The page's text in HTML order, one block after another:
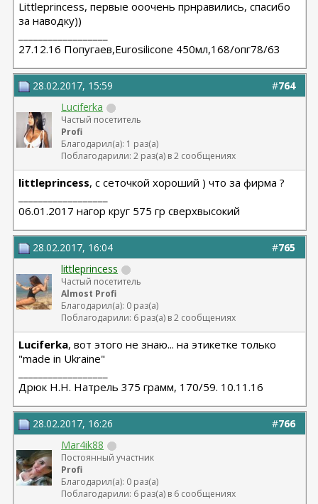
Littleprincess, первые ооочень прнравились, спасибо
за наводку))
27.12.16 Попугаев,Eurosilicone 450мл,168/опг78/63
#764
28.02.2017, 15:59
Luciferka
Частый посетитель
Profi
Благодарил(а): 1 раз(а)
Поблагодарили: 2 раз(а) в 2 сообщениях
littleprincess, с сеточкой хороший ) что за фирма ?
06.01.2017 нагор круг 575 гр сверхвысокий
#765
28.02.2017, 16:04
littleprincess
Частый посетитель
Almost Profi
Благодарил(а): 0 раз(а)
Поблагодарили: 6 раз(а) в 2 сообщениях
Luciferka, вот этого не знаю... на этикетке только
"made in Ukraine"
Дрюк Н.Н. Натрель 375 грамм, 170/59. 10.11.16
#766
28.02.2017, 16:26
Mar4ik88
Постоянный участник
Profi
Благодарил(а): 0 раз(а)
Поблагодарили: 6 раз(а) в 6 сообщениях